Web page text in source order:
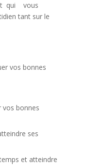
qui vous
tant sur le
vos bonnes
vos bonnes
ses
et atteindre